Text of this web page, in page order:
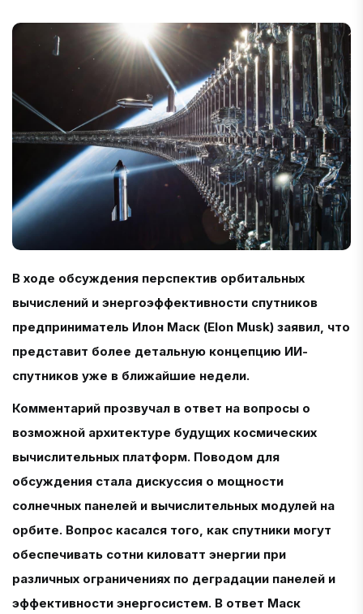
В ходе обсуждения перспектив орбитальных
вычислений и энергоэффективности спутников
предприниматель Илон Маск (Elon Musk) заявил, что
представит более детальную концепцию ИИ-
спутников уже в ближайшие недели.
Комментарий прозвучал в ответ на вопросы о
возможной архитектуре будущих космических
вычислительных платформ. Поводом для
обсуждения стала дискуссия о мощности
солнечных панелей и вычислительных модулей на
орбите. Вопрос касался того, как спутники могут
обеспечивать сотни киловатт энергии при
различных ограничениях по деградации панелей и
эффективности энергосистем. В ответ Маск